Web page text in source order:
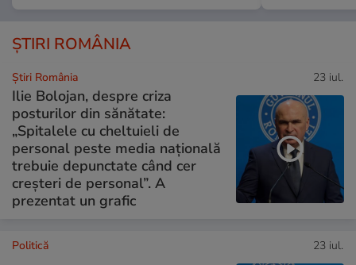
ȘTIRI ROMÂNIA
Știri România 23 iul.
Ilie Bolojan, despre criza
posturilor din sănătate:
„Spitalele cu cheltuieli de
personal peste media națională
trebuie depunctate când cer
creșteri de personal”. A
prezentat un grafic
Politică 23 iul.